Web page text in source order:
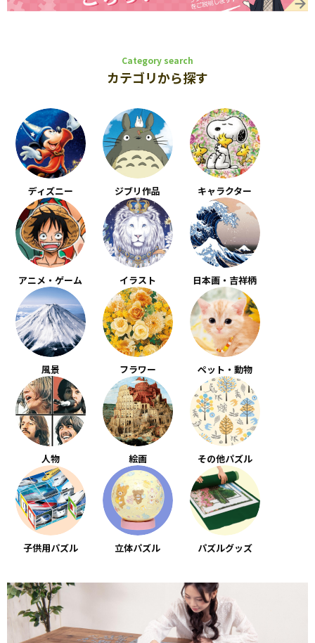
Category search
カテゴリから探す
ディズニー ジブリ作品 キャラクター
アニメ・ゲーム イラスト 日本画・吉祥柄
風景 フラワー ペット・動物
人物 絵画 その他パズル
子供用パズル 立体パズル パズルグッズ